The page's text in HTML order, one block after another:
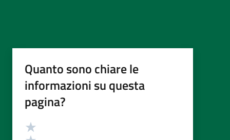
Quanto sono chiare le
informazioni su questa
pagina?
Valutazione